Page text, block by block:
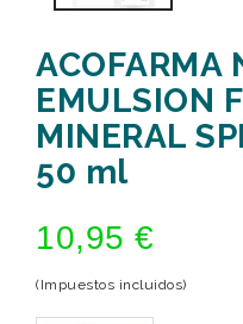
ACOFARMA
EMULSION
MINERAL
50 ml
10,95 €
(Impuestos incluidos)